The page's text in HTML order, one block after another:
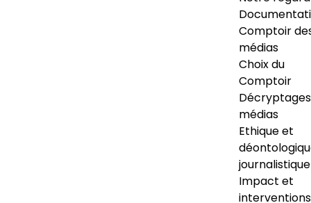
Comptoir
médias
Choix du
Comptoir
Décryptages
médias
Ethique et
journalistique
Impact et
interventions